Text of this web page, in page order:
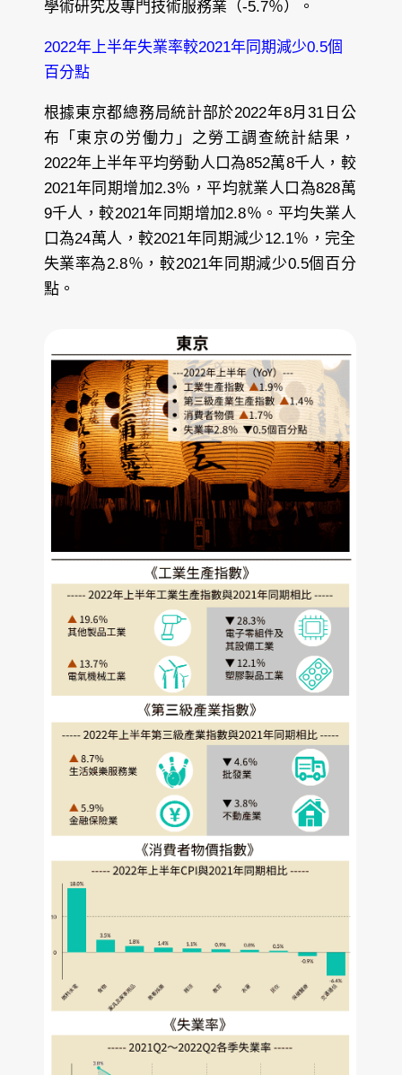
學術研究及專門技術服務業（-5.7％）。
2022年上半年失業率較2021年同期減少0.5個
百分點
根據東京都總務局統計部於2022年8月31日公
布「東京の労働力」之勞工調查統計結果，
2022年上半年平均勞動人口為852萬8千人，較
2021年同期增加2.3％，平均就業人口為828萬
9千人，較2021年同期增加2.8％。平均失業人
口為24萬人，較2021年同期減少12.1％，完全
失業率為2.8％，較2021年同期減少0.5個百分
點。